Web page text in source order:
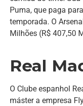
Puma, que paga
temporada. O
Milhões (R$ 407,50
Real
O Clube espanhol
máster a empresa